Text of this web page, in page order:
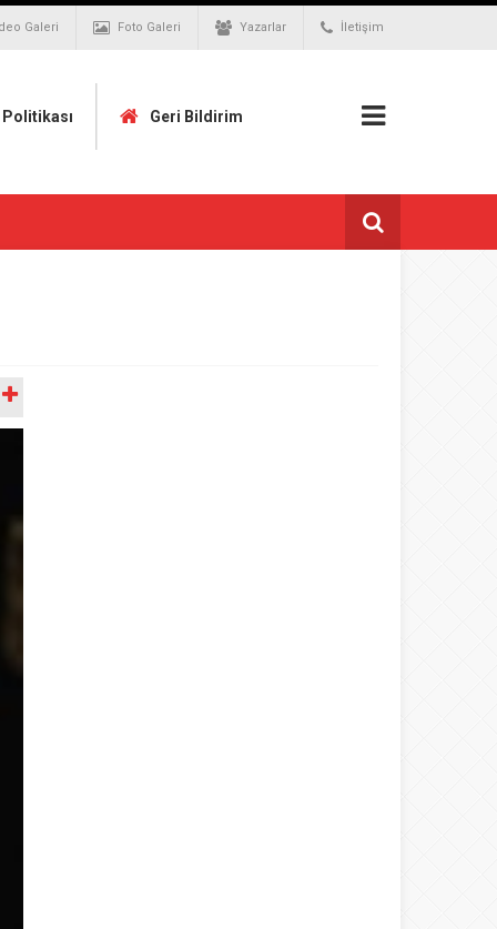
Galeri Foto Galeri Yazarlar İletişim
Geri Bildirim